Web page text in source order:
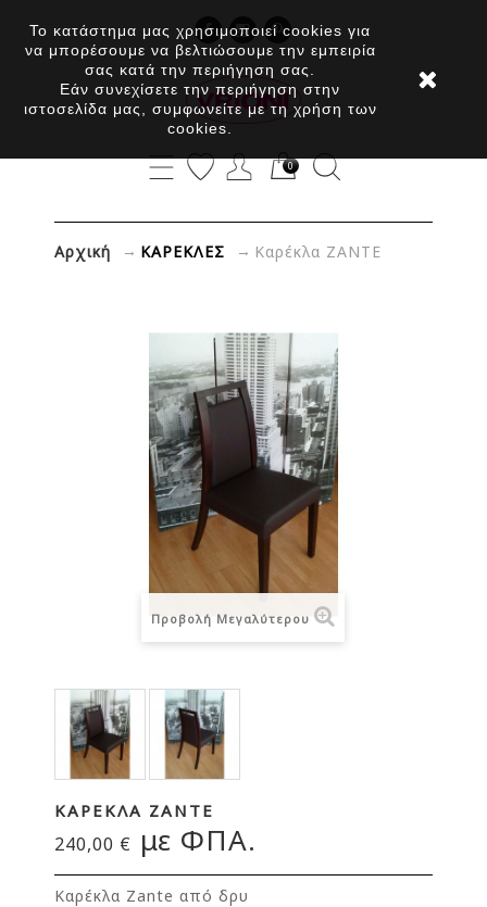
Το κατάστημα μας χρησιμοποιεί cookies για
να μπορέσουμε να βελτιώσουμε την εμπειρία
σας κατά την περιήγηση σας.
Εάν συνεχίσετε την περιήγηση στην
ιστοσελίδα μας, συμφωνείτε με τη χρήση των
cookies.
0
Αρχική →ΚΑΡΕΚΛΕΣ →Καρέκλα ΖΑΝΤΕ
Προβολή Μεγαλύτερου
ΚΑΡΈΚΛΑ ΖΑΝΤΕ
240,00 € με ΦΠΑ.
Καρέκλα Zante από δρυ